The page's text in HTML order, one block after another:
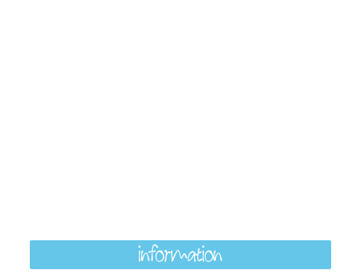
information